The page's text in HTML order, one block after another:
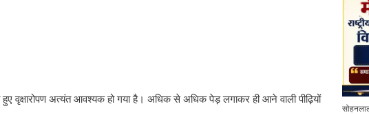
वृक्षारोपण अत्यंत आवश्यक हो गया है। अधिक से अधिक पेड़ लगाकर ही आने वाली पीढ़ियों